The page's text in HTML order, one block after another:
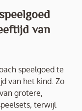
van
speelgoed te
van het kind. Zo
grotere,
terwijl